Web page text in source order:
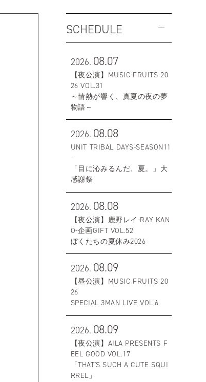
SCHEDULE
2026. 08.07
【夜公演】MUSIC FRUITS 20
26 VOL.31
～情熱が響く、真夏の夜の夢
物語～
2026. 08.08
UNIT TRIBAL DAYS-SEASON11
-
「目に沁みるんだ、夏。」大
感謝祭
2026. 08.08
【夜公演】鹿野レイ-RAY KAN
O-企画GIFT VOL.52
ぼくたちの夏休み2026
2026. 08.09
【昼公演】MUSIC FRUITS 20
26
SPECIAL 3MAN LIVE VOL.6
2026. 08.09
【夜公演】AILA PRESENTS F
EEL GOOD VOL.17
「THAT'S SUCH A CUTE SQUI
RREL」